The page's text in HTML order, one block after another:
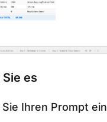
es
Ihren Prompt ein